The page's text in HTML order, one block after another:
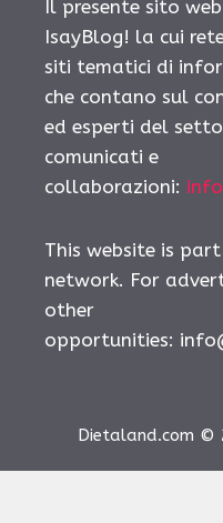
Il presente sito
IsayBlog! la cui
siti tematici di
che contano sul
ed esperti del
comunicati e
collaborazioni:
This website is
network. For
other
opportunities:
Dietaland.com ©